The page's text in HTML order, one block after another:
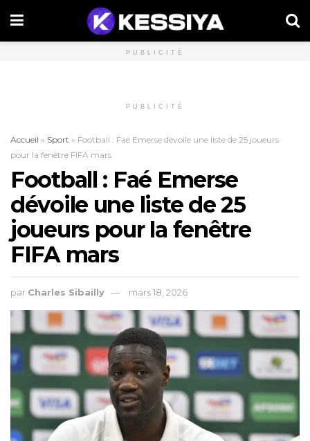
PUBLICITÉ
PUBLICITÉ
Accueil » Sport » Football : Faé Emerse dévoile une liste de 25 joueurs
pour la fenêtre FIFA mars
Football : Faé Emerse
dévoile une liste de 25
joueurs pour la fenêtre
FIFA mars
par Charles Sibailly mars 18, 2026